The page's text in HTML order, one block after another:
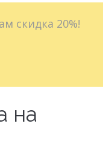
скидка 20%!
на